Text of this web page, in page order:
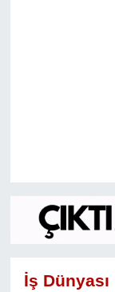
İş Dünyası